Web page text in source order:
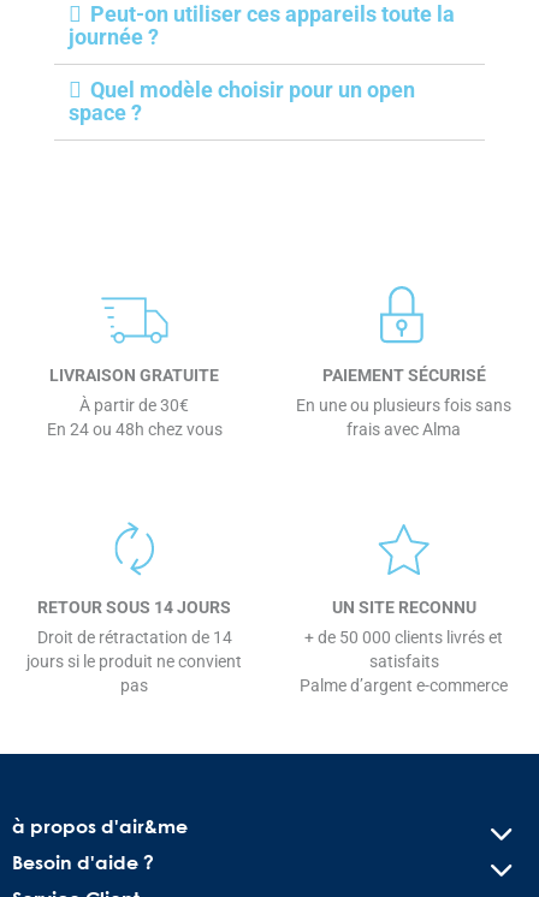
Peut-on utiliser ces appareils toute la
journée ?
Quel modèle choisir pour un open
space ?
LIVRAISON GRATUITE
À partir de 30€
En 24 ou 48h chez vous
PAIEMENT SÉCURISÉ
En une ou plusieurs fois sans
frais avec Alma
RETOUR SOUS 14 JOURS
Droit de rétractation de 14
jours si le produit ne convient
pas
UN SITE RECONNU
+ de 50 000 clients livrés et
satisfaits
Palme d’argent e-commerce
à propos d'air&me
Besoin d'aide ?